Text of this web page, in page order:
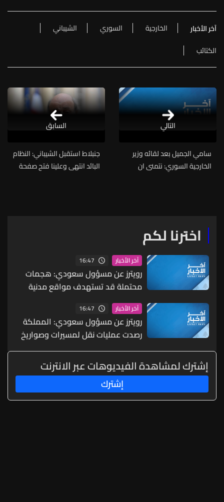
آخر الأخبار الخارجية السوري
الشيباني
الكتائب
التالي
سامي الجميل بعد لقائه وزير
الخارجية السوري: نتمنى ان
جنبلاط استقبل الشيباني: النظام
البائد انتهى وعلينا فتح صفحة
السابق
اخترنا لكم
آخر الأخبار 16:47
رويترز عن مسؤول سعودي: هجمات
محتملة قد تستهدف مواقع مدنية
واقتصادية بما يشمل البنية التحتية
للطاقة والموانئ والمطارات
آخر الأخبار 16:47
رويترز عن مسؤول سعودي: المملكة
رصدت عمليات نقل لمسيرات وصواريخ
ما يشير إلى احتمال شن هجمات
منسقة من الشمال والجنوب
إشترك لمشاهدة الفيديوهات عبر الانترنت
إشترك